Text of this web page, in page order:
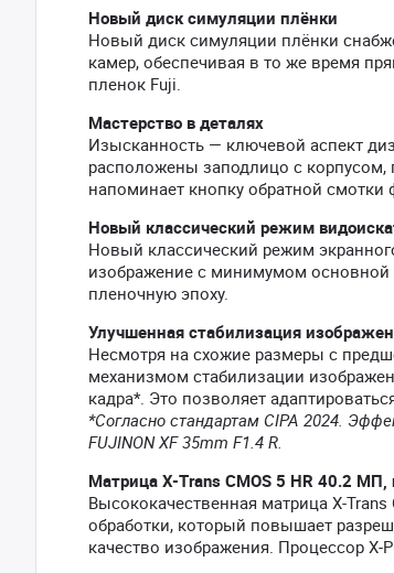
Новый диск симуляции плёнки
Новый диск симуляции плёнки
камер, обеспечивая в то же время
пленок Fuji.
Мастерство в деталях
Изысканность — ключевой аспект
расположены заподлицо с корпусом,
напоминает кнопку обратной смотки
Новый классический режим
Новый классический режим
изображение с минимумом основной
пленочную эпоху.
Улучшенная стабилизация
Несмотря на схожие размеры с
механизмом стабилизации
кадра*. Это позволяет
*Согласно стандартам CIPA 2024.
FUJINON XF 35mm F1.4 R.
Матрица X-Trans CMOS 5 HR 40.2 МП,
Высококачественная матрица X-
обработки, который повышает
качество изображения. Процессор